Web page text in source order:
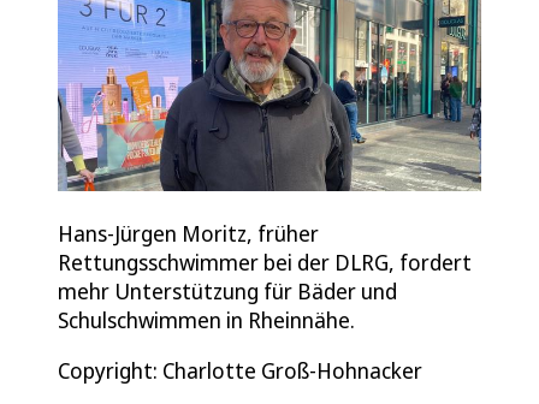
Hans-Jürgen Moritz, früher
Rettungsschwimmer bei der DLRG, fordert
mehr Unterstützung für Bäder und
Schulschwimmen in Rheinnähe.
Copyright: Charlotte Groß-Hohnacker